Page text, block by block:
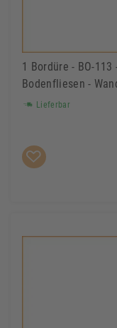
1 Bordüre - BO-
Bodenfliesen -
Lieferbar